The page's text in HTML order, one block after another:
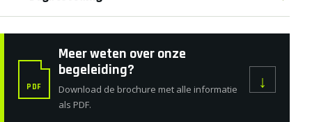
PDF
Meer weten over onze
begeleiding?
Download de brochure met alle informatie
als PDF.
↓